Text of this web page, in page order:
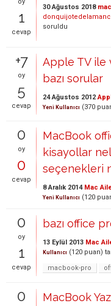
1
cevap
30 Ağustos 2018
soruldu
+7
oy
5
cevap
Apple TV ile
bazı sorular
24 Ağustos 2012
Yeni Kullanıcı (370
0
oy
0
cevap
MacBook
kisayollar
seçenekleri
8 Aralık 2014 Mac
Yeni Kullanıcı (120
0
oy
1
cevap
bazı office
13 Eylül 2013 Mac
Kullanıcı (120 puan)
macbook-pro
0
MacBook